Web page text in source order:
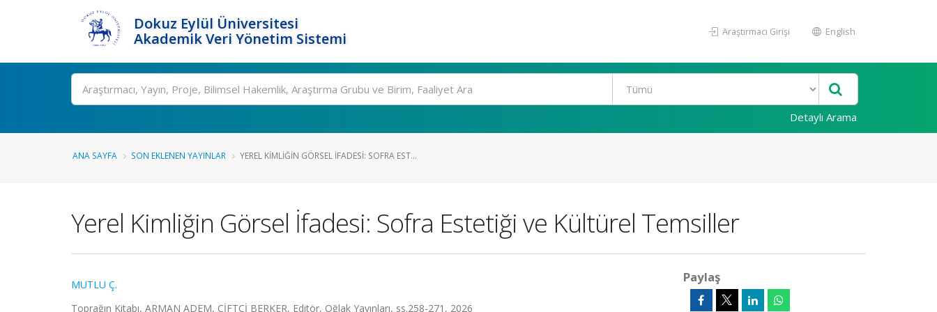
Dokuz Eylül Üniversitesi
Akademik Veri Yönetim Sistemi
Araştırmacı Girişi English
Ara
Detaylı Arama
ANA SAYFA SON EKLENEN YAYINLAR YEREL KIMLIĞIN GÖRSEL İFADESI: SOFRA EST...
Yerel Kimliğin Görsel İfadesi: Sofra Estetiği ve Kültürel Temsiller
MUTLU Ç.
Toprağın Kitabı, ARMAN ADEM, ÇİFTÇİ BERKER, Editör, Oğlak Yayınları, ss.258-271, 2026
Paylaş